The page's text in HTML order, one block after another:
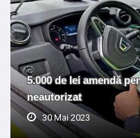
5.000 de lei amendă
neautorizat
30 Mai 2023